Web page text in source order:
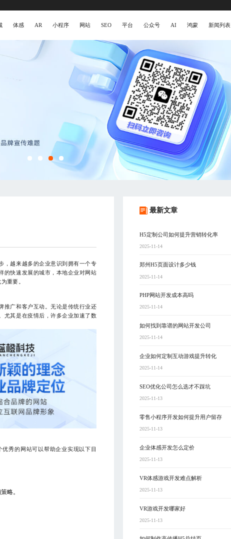
体感 AR 小程序 网站 SEO 平台 公众号 AI 鸿蒙 新闻列表
，越来越多的企业意识到拥有一个专
的快速发展的城市，本地企业对网站
重要。
推广和客户互动。无论是传统行业还
尤其是在疫情后，许多企业加速了数
秀的网站可以帮助企业实现以下目
略。
最新文章
H5定制公司如何提升营销转化率
2025-11-14
郑州H5页面设计多少钱
2025-11-14
PHP网站开发成本高吗
2025-11-14
如何找到靠谱的网站开发公司
2025-11-14
企业如何定制互动游戏提升转化
2025-11-14
SEO优化公司怎么选才不踩坑
2025-11-13
零售小程序开发如何提升用户留存
2025-11-13
企业体感开发怎么定价
2025-11-13
VR体感游戏开发难点解析
2025-11-13
VR游戏开发哪家好
2025-11-13